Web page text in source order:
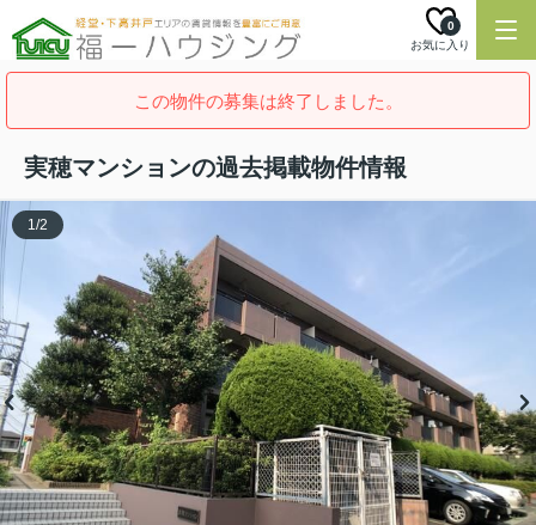
お気に入り
0
この物件の募集は終了しました。
実穂マンションの過去掲載物件情報
1/2